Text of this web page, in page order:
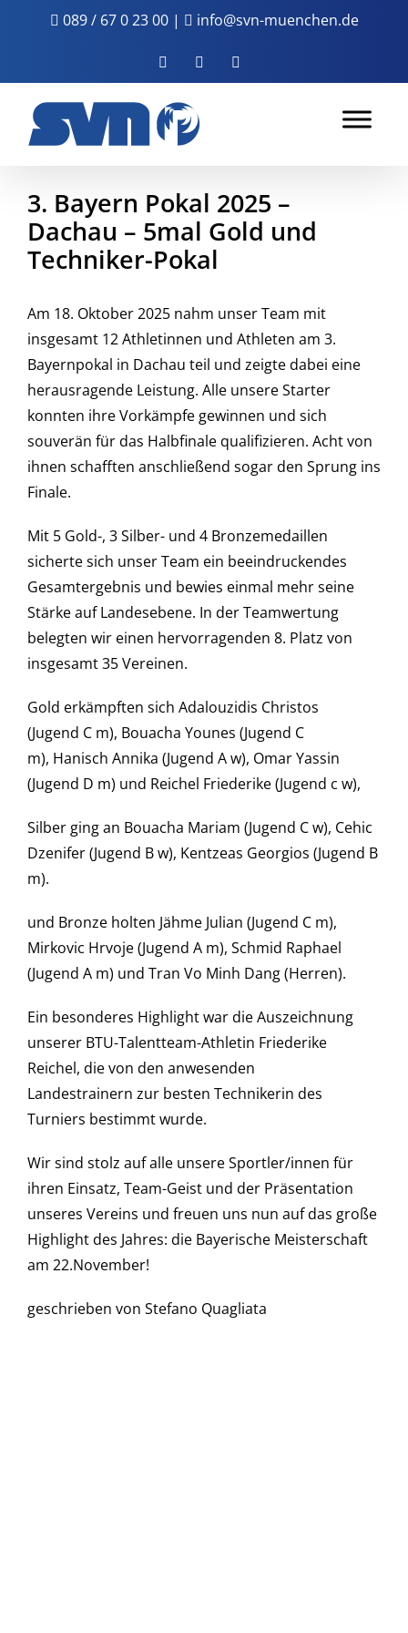
089 / 67 0 23 00| info@svn-muenchen.de
FacebookInstagram
3. Bayern Pokal 2025 –
Dachau – 5mal Gold und
Techniker-Pokal
Am 18. Oktober 2025 nahm unser Team mit
insgesamt 12 Athletinnen und Athleten am 3.
Bayernpokal in Dachau teil und zeigte dabei eine
herausragende Leistung. Alle unsere Starter
konnten ihre Vorkämpfe gewinnen und sich
souverän für das Halbfinale qualifizieren. Acht von
ihnen schafften anschließend sogar den Sprung ins
Finale.
Mit 5 Gold-, 3 Silber- und 4 Bronzemedaillen
sicherte sich unser Team ein beeindruckendes
Gesamtergebnis und bewies einmal mehr seine
Stärke auf Landesebene. In der Teamwertung
belegten wir einen hervorragenden 8. Platz von
insgesamt 35 Vereinen.
Gold erkämpften sich Adalouzidis Christos
(Jugend C m), Bouacha Younes (Jugend C
m), Hanisch Annika (Jugend A w), Omar Yassin
(Jugend D m) und Reichel Friederike (Jugend c w),
Silber ging an Bouacha Mariam (Jugend C w), Cehic
Dzenifer (Jugend B w), Kentzeas Georgios (Jugend B
m).
und Bronze holten Jähme Julian (Jugend C m),
Mirkovic Hrvoje (Jugend A m), Schmid Raphael
(Jugend A m) und Tran Vo Minh Dang (Herren).
Ein besonderes Highlight war die Auszeichnung
unserer BTU-Talentteam-Athletin Friederike
Reichel, die von den anwesenden
Landestrainern zur besten Technikerin des
Turniers bestimmt wurde.
Wir sind stolz auf alle unsere Sportler/innen für
ihren Einsatz, Team-Geist und der Präsentation
unseres Vereins und freuen uns nun auf das große
Highlight des Jahres: die Bayerische Meisterschaft
am 22.November!
geschrieben von Stefano Quagliata